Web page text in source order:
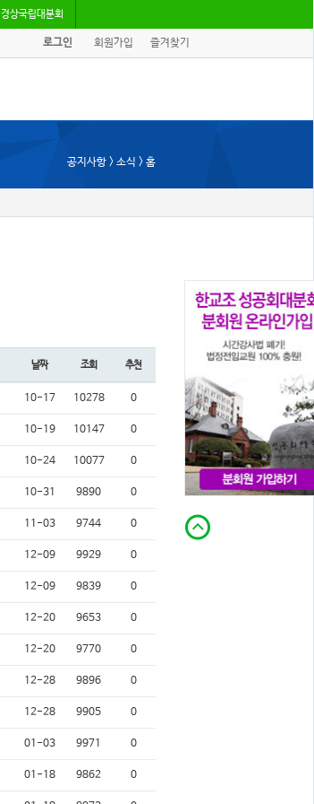
경상국립대분회
로그인 회원가입 즐겨찾기
공지사항 > 소식 > 홈
날짜 조회 추천
10-17 10278 0
10-19 10147 0
10-24 10077 0
10-31 9890 0
11-03 9744 0
12-09 9929 0
12-09 9839 0
12-20 9653 0
12-20 9770 0
12-28 9896 0
12-28 9905 0
01-03 9971 0
01-18 9862 0